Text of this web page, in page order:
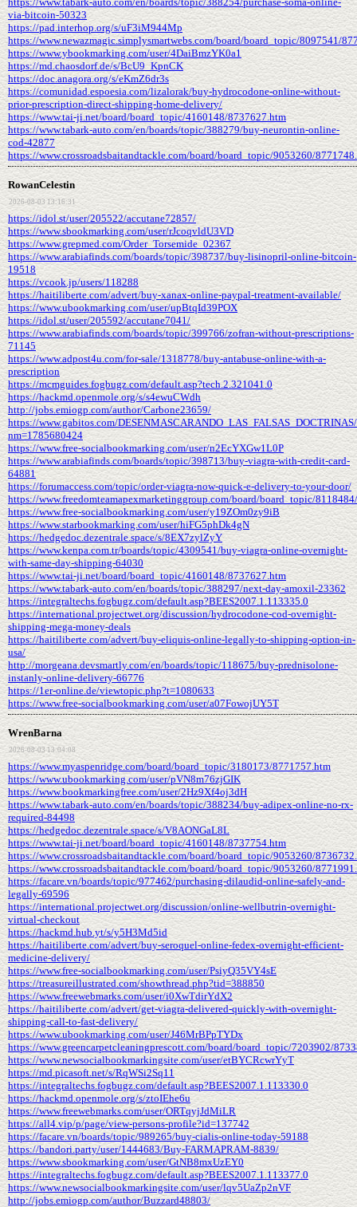
via-bitcoin-50323
https://pad.interhop.org/s/uF3iM944Mp
https://www.newazmagic.simplysmartwebs.com/board/board_topic/8097541/
https://www.ybookmarking.com/user/4DaiBmzYK0a1
https://md.chaosdorf.de/s/BcU9_KpnCK
https://doc.anagora.org/s/eKmZ6dr3s
https://comunidad.espoesia.com/lizalorak/buy-hydrocodone-online-without-
prior-prescription-direct-shipping-home-delivery/
https://www.tai-ji.net/board/board_topic/4160148/8737627.htm
https://www.tabark-auto.com/en/boards/topic/388279/buy-neurontin-online-
cod-42877
https://www.crossroadsbaitandtackle.com/board/board_topic/9053260/
RowanCelestin
2026-08-03 13:16:31
https://idol.st/user/205522/accutane72857/
https://www.sbookmarking.com/user/rJcoqvldU3VD
https://www.grepmed.com/Order_Torsemide_02367
https://www.arabiafinds.com/boards/topic/398737/buy-lisinopril-online-bitcoin-
19518
https://vcook.jp/users/118288
https://haitiliberte.com/advert/buy-xanax-online-paypal-treatment-available/
https://www.ubookmarking.com/user/upBtqId39POX
https://idol.st/user/205592/accutane7041/
https://www.arabiafinds.com/boards/topic/399766/zofran-without-prescriptions-
71145
https://www.adpost4u.com/for-sale/1318778/buy-antabuse-online-with-a-
prescription
https://mcmguides.fogbugz.com/default.asp?tech.2.321041.0
https://hackmd.openmole.org/s/s4ewuCWdh
http://jobs.emiogp.com/author/Carbone23659/
https://www.gabitos.com/
nm=1785680424
https://www.free-socialbookmarking.com/user/n2EcYXGw1L0P
https://www.arabiafinds.com/boards/topic/398713/buy-viagra-with-credit-card-
64881
https://forumaccess.com/topic/order-viagra-now-quick-e-delivery-to-your-door/
https://www.freedomteamapexmarketinggroup.com/board/board_topic/
https://www.free-socialbookmarking.com/user/y19ZOm0zy9iB
https://www.starbookmarking.com/user/hiFG5phDk4gN
https://hedgedoc.dezentrale.space/s/8EX7zylZyY
https://www.kenpa.com.tr/boards/topic/4309541/buy-viagra-online-overnight-
with-same-day-shipping-64030
https://www.tai-ji.net/board/board_topic/4160148/8737627.htm
https://www.tabark-auto.com/en/boards/topic/388297/next-day-amoxil-23362
https://integraltechs.fogbugz.com/default.asp?BEES2007.1.113335.0
https://international.projectwet.org/discussion/hydrocodone-cod-overnight-
shipping-mega-money-deals
https://haitiliberte.com/advert/buy-eliquis-online-legally-to-shipping-option-in-
usa/
http://morgeana.devsmartly.com/en/boards/topic/118675/buy-prednisolone-
instanly-online-delivery-66776
https://1er-online.de/viewtopic.php?t=1080633
https://www.free-socialbookmarking.com/user/a07FowojUY5T
WrenBarna
2026-08-03 13:04:08
https://www.myaspenridge.com/board/board_topic/3180173/8771757.htm
https://www.ubookmarking.com/user/pVN8m76zjGIK
https://www.bookmarkingfree.com/user/2Hz9Xf4oj3dH
https://www.tabark-auto.com/en/boards/topic/388234/buy-adipex-online-no-rx-
required-84498
https://hedgedoc.dezentrale.space/s/V8AONGaL8L
https://www.tai-ji.net/board/board_topic/4160148/8737754.htm
https://www.crossroadsbaitandtackle.com/board/board_topic/9053260/
https://www.crossroadsbaitandtackle.com/board/board_topic/9053260/
https://facare.vn/boards/topic/977462/purchasing-dilaudid-online-safely-and-
legally-69596
https://international.projectwet.org/discussion/online-wellbutrin-overnight-
virtual-checkout
https://hackmd.hub.yt/s/y5H3Md5id
https://haitiliberte.com/advert/buy-seroquel-online-fedex-overnight-efficient-
medicine-delivery/
https://www.free-socialbookmarking.com/user/PsiyQ35VY4sE
https://treasureillustrated.com/showthread.php?tid=388850
https://www.freewebmarks.com/user/i0XwTdirYdX2
https://haitiliberte.com/advert/get-viagra-delivered-quickly-with-overnight-
shipping-call-to-fast-delivery/
https://www.ubookmarking.com/user/J46MrBPpTYDx
https://www.greencarpetcleaningprescott.com/board/board_topic/7203902/
https://www.newsocialbookmarkingsite.com/user/etBYCRcwrYyT
https://md.picasoft.net/s/RqWSi2Sq11
https://integraltechs.fogbugz.com/default.asp?BEES2007.1.113330.0
https://hackmd.openmole.org/s/ztoIEhe6u
https://www.freewebmarks.com/user/ORTqyjJdMiLR
https://all4.vip/p/page/view-persons-profile?id=137742
https://facare.vn/boards/topic/989265/buy-cialis-online-today-59188
https://bandori.party/user/1444683/Buy-FARMAPRAM-8839/
https://www.sbookmarking.com/user/GtNB8mxUzEY0
https://integraltechs.fogbugz.com/default.asp?BEES2007.1.113377.0
https://www.newsocialbookmarkingsite.com/user/lqv5UaZp2nVF
http://jobs.emiogp.com/author/Buzzard48803/